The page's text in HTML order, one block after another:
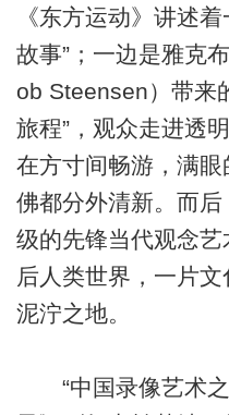
《东方运动》讲述
故事”；一边是雅克
ob Steensen）带来
旅程”，观众走进透
在方寸间畅游，满
佛都分外清新。而
级的先锋当代观念艺
后人类世界，一片
泥泞之地。
“中国录像艺术之